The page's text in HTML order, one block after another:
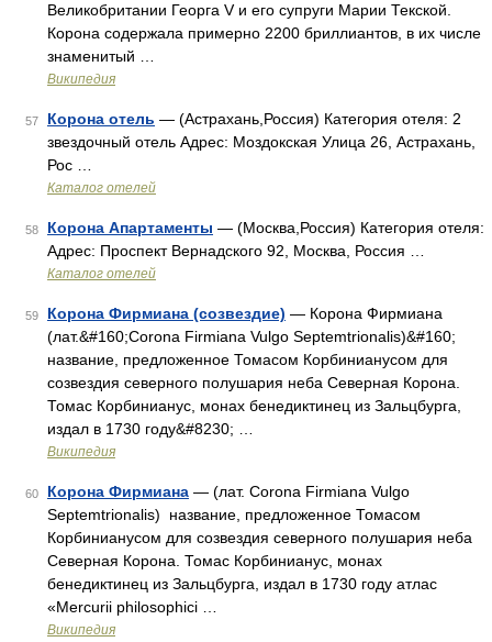
Великобритании Георга V и его супруги Марии Текской.
Корона содержала примерно 2200 бриллиантов, в их числе
знаменитый …
Википедия
57 Корона отель — (Астрахань,Россия) Категория отеля: 2
звездочный отель Адрес: Моздокская Улица 26, Астрахань,
Рос …
Каталог отелей
58 Корона Апартаменты — (Москва,Россия) Категория отеля:
Адрес: Проспект Вернадского 92, Москва, Россия …
Каталог отелей
59 Корона Фирмиана (созвездие) — Корона Фирмиана
(лат.&#160;Corona Firmiana Vulgo Septemtrionalis)&#160;
название, предложенное Томасом Корбинианусом для
созвездия северного полушария неба Северная Корона.
Томас Корбинианус, монах бенедиктинец из Зальцбурга,
издал в 1730 году&#8230; …
Википедия
60 Корона Фирмиана — (лат. Corona Firmiana Vulgo
Septemtrionalis) название, предложенное Томасом
Корбинианусом для созвездия северного полушария неба
Северная Корона. Томас Корбинианус, монах
бенедиктинец из Зальцбурга, издал в 1730 году атлас
«Mercurii philosophici …
Википедия